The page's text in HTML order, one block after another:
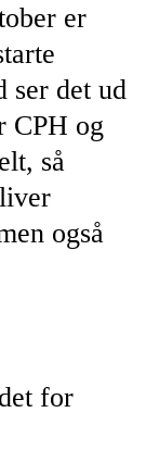
er
ser det ud
CPH og
så
også
for